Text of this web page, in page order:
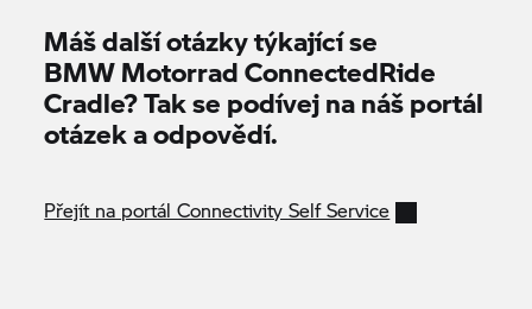
Máš další otázky týkající se
BMW MotorradConnectedRide
Cradle? Tak se podívej na náš portál
otázek a odpovědí.
Přejít na portál Connectivity Self Service